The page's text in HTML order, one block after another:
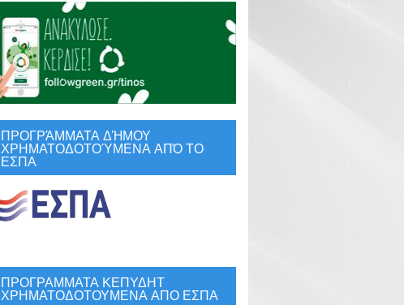
ΠΡΟΓΡΆΜΜΑΤΑ ΔΉΜΟΥ
ΧΡΗΜΑΤΟΔΟΤΟΎΜΕΝΑ ΑΠΌ ΤΟ
ΕΣΠΑ
ΠΡΟΓΡΑΜΜΑΤΑ ΚΕΠΥΔΗΤ
ΧΡΗΜΑΤΟΔΟΤΟΥΜΕΝΑ ΑΠΟ ΕΣΠΑ